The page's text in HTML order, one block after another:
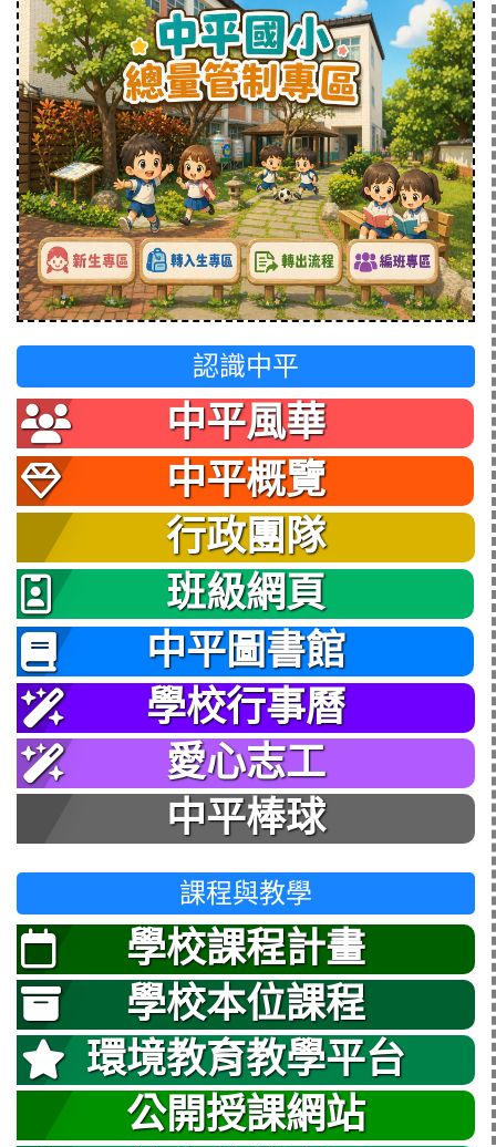
認識中平
中平風華
中平概覽
行政團隊
班級網頁
中平圖書館
學校行事曆
愛心志工
中平棒球
課程與教學
學校課程計畫
學校本位課程
環境教育教學平台
公開授課網站